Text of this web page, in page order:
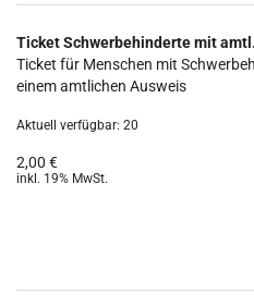
Ticket Schwerbehinderte mit
Ticket für Menschen mit
einem amtlichen Ausweis
Aktuell verfügbar: 20
2,00 €
inkl. 19% MwSt.